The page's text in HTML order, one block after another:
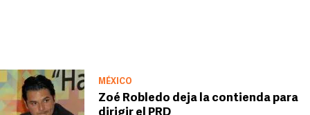
MÉXICO
Zoé Robledo deja la contienda para
dirigir el PRD